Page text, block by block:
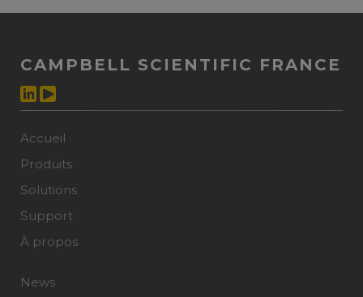
CAMPBELL SCIENTIFIC FRANCE
Accueil
Produits
Solutions
Support
À propos
News